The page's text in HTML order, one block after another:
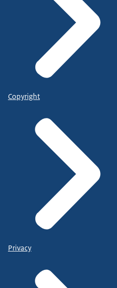
Copyright
Privacy